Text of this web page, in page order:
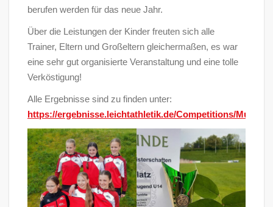
berufen werden für das neue Jahr.
Über die Leistungen der Kinder freuten sich alle
Trainer, Eltern und Großeltern gleichermaßen, es war
eine sehr gut organisierte Veranstaltung und eine tolle
Verköstigung!
Alle Ergebnisse sind zu finden unter:
https://ergebnisse.leichtathletik.de/Competitions/